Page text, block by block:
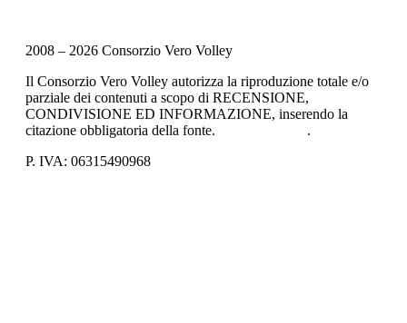
2008 – 2026 Consorzio Vero Volley
Il Consorzio Vero Volley autorizza la riproduzione totale e/o
parziale dei contenuti a scopo di RECENSIONE,
CONDIVISIONE ED INFORMAZIONE, inserendo la
citazione obbligatoria della fonte.
.
P. IVA: 06315490968